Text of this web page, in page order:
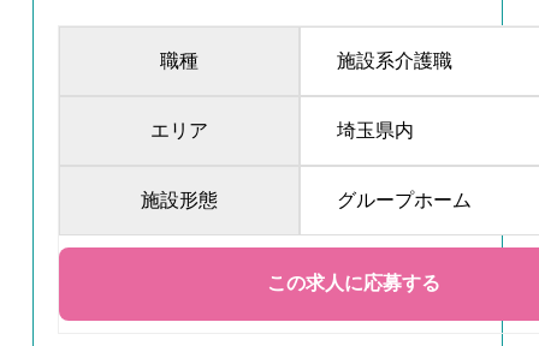
職種 施設系介護職
エリア 埼玉県内
施設形態 グループホーム